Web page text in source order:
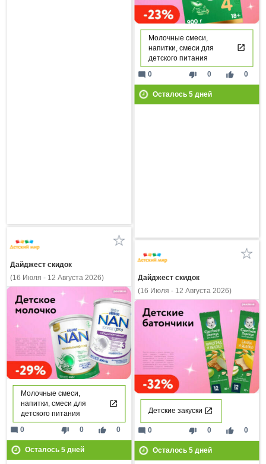
Молочные смеси,
напитки, смеси для
детского питания
thumb_down 0 thumb_up 0
mode_comment 0
Осталось 5дней
Дайджест скидок
(16 Июля - 12 Августа 2026)
Молочные смеси,
напитки, смеси для
детского питания
thumb_down 0 thumb_up 0
mode_comment 0
Осталось 5дней
Дайджест скидок
(16 Июля - 12 Августа 2026)
Детские закуски
thumb_down 0 thumb_up 0
mode_comment 0
Осталось 5дней